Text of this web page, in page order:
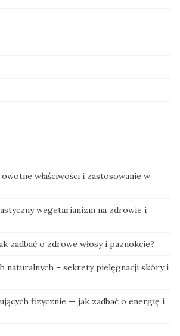
właściwości i zastosowanie w
wegetarianizm na zdrowie i
zadbać o zdrowe włosy i paznokcie?
naturalnych – sekrety pielęgnacji skóry i
fizycznie — jak zadbać o energię i